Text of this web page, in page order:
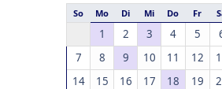
So Mo Di Mi Do Fr
1 2 3 4 5
7
8 9 10 11 12
14
15 16 17 18 19